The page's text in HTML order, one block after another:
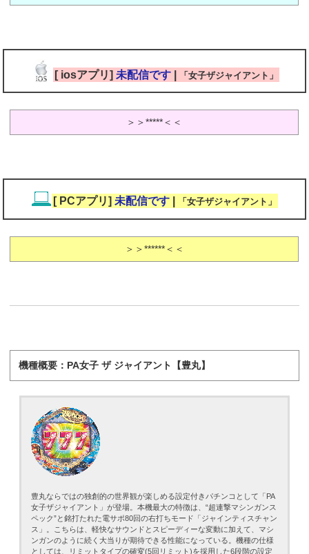
[ iosアプリ]未配信です 「女子ザジャイアント」
＞＞*****＜＜
[ PCアプリ] 未配信です| 「女子ザジャイアント」
＞＞******＜＜
機種概要：PA女子 ザ ジャイアント【豊丸】
豊丸ならではの独創的の世界観が楽しめる設定付きパチンコとして「PA
女子ザジャイアント」が登場。本機最大の特徴は、“超連撃マシンガンス
ペック”と銘打たれた電サポ80回の右打ちモード「ジャインティスチャン
ス」。こちらは、軽快なサウンドとスピーディーな変動に加えて、マシ
ンガンのように続く大当りが期待できる性能になっている。機種の仕様
としては、リミットタイプの確変(5回リミット)を採用した6段階の設定